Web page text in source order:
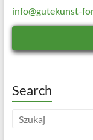
info@gutekunst-
Search